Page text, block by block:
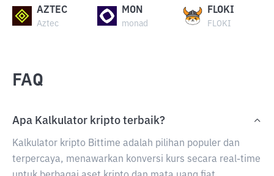
AZTEC
Aztec
MON
monad
FLOKI
FLOKI
FAQ
Apa Kalkulator kripto terbaik?
Kalkulator kripto Bittime adalah pilihan populer dan
terpercaya, menawarkan konversi kurs secara real-time